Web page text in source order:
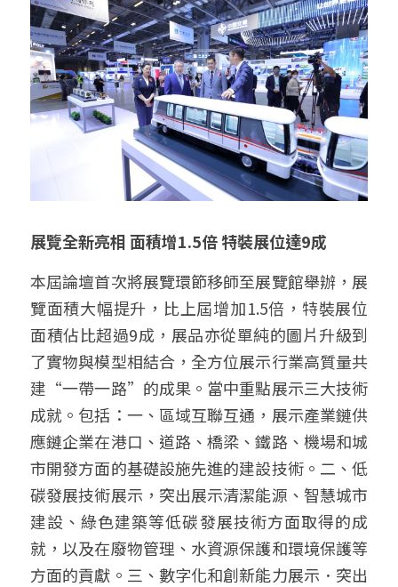
展覽全新亮相 面積增1.5倍 特裝展位達9成
本屆論壇首次將展覽環節移師至展覽館舉辦，展
覽面積大幅提升，比上屆增加1.5倍，特裝展位
面積佔比超過9成，展品亦從單純的圖片升級到
了實物與模型相結合，全方位展示行業高質量共
建“一帶一路”的成果。當中重點展示三大技術
成就。包括：一、區域互聯互通，展示產業鏈供
應鏈企業在港口、道路、橋梁、鐵路、機場和城
市開發方面的基礎設施先進的建設技術。二、低
碳發展技術展示，突出展示清潔能源、智慧城市
建設、綠色建築等低碳發展技術方面取得的成
就，以及在廢物管理、水資源保護和環境保護等
方面的貢獻。三、數字化和創新能力展示．突出